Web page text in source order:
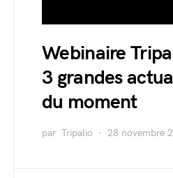
Webinaire
3 grandes
du moment
par Tripalio 28 novembre